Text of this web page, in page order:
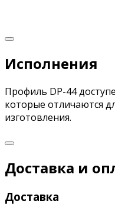
Исполнения
Профиль DP-44
которые отличаются
изготовления.
Доставка и
Доставка